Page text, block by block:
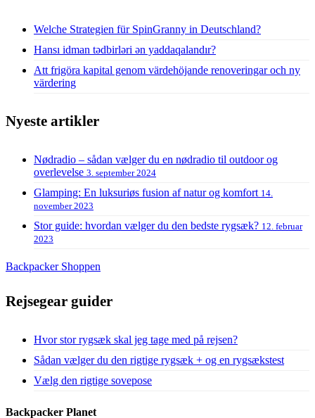
Welche Strategien für SpinGranny in Deutschland?
Hansı idman tədbirləri ən yaddaqalandır?
Att frigöra kapital genom värdehöjande renoveringar och ny
värdering
Nyeste artikler
Nødradio – sådan vælger du en nødradio til outdoor og
overlevelse 3. september 2024
Glamping: En luksuriøs fusion af natur og komfort 14.
november 2023
Stor guide: hvordan vælger du den bedste rygsæk? 12. februar
2023
Backpacker Shoppen
Rejsegear guider
Hvor stor rygsæk skal jeg tage med på rejsen?
Sådan vælger du den rigtige rygsæk + og en rygsækstest
Vælg den rigtige sovepose
Backpacker Planet